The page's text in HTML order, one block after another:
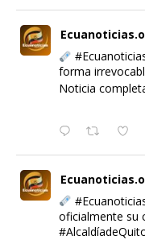
forma
Noticia
oficialmente su